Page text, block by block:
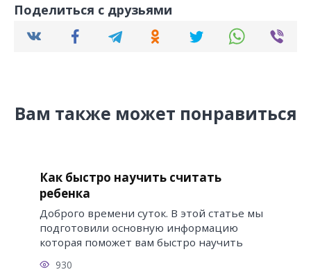
Поделиться с друзьями
Вам также может понравиться
Как быстро научить считать
ребенка
Доброго времени суток. В этой статье мы
подготовили основную информацию
которая поможет вам быстро научить
930